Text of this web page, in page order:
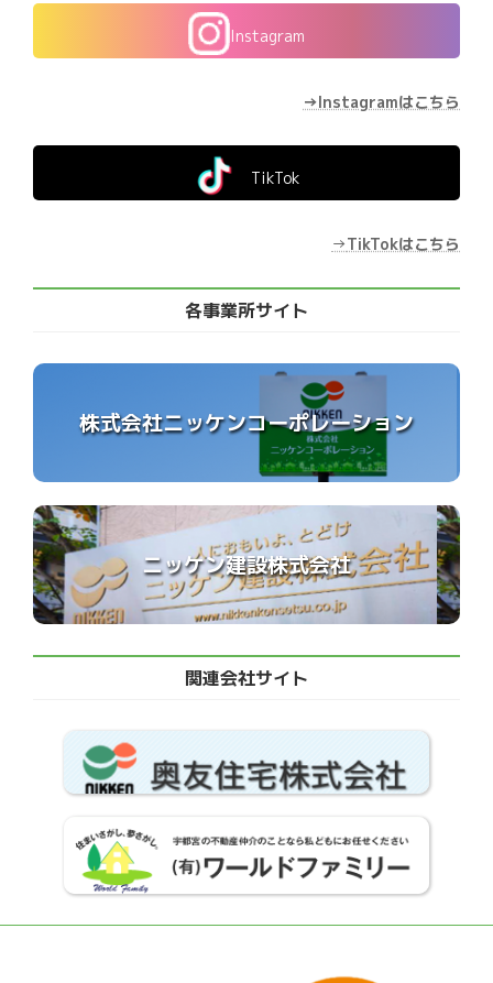
Instagram
→Instagramはこちら
TikTok
→TikTokはこちら
各事業所サイト
株式会社ニッケンコーポレーション
ニッケン建設株式会社
関連会社サイト